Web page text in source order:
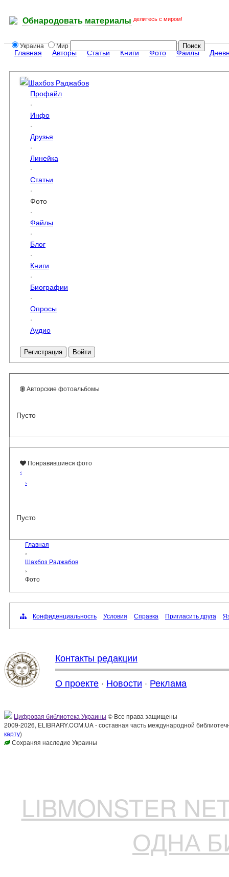
Обнародовать материалы делитесь с миром!
Украина Мир
Главная Авторы Статьи Книги Фото Файлы
Шахбоз Раджабов
Профайл
·
Инфо
·
Друзья
·
Линейка
·
Статьи
·
Фото
·
Файлы
·
Блог
·
Книги
·
Биографии
·
Опросы
·
Аудио
Регистрация Войти
Авторские фотоальбомы
Пусто
Понравившиеся фото
‹
›
Пусто
Главная
›
Шахбоз Раджабов
›
Фото
Конфиденциальность Условия Справка Пригласить друга
Контакты редакции
О проекте · Новости · Реклама
Цифровая библиотека Украины © Все права защищены
2009-2026, ELIBRARY.COM.UA - составная часть международной
карту)
Сохраняя наследие Украины
LIBMONSTER
ОДНА